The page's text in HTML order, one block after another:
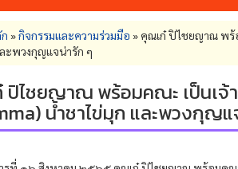
»กิจกรรมและความร่วมมือ » คุณเก๋ ปิไชยญาณ พร้
ะพวงกุญแจน่ารัก ๆ
ไชยญาณ พร้อมคณะ เป็นเจ้
น้ำชาไข่มุก และพวงกุญแ